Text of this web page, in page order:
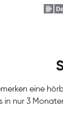
eine
in nur 3